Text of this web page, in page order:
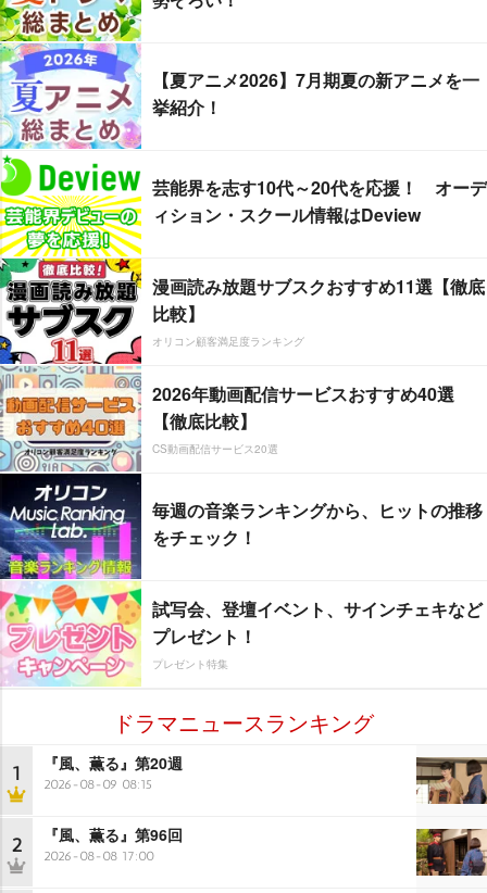
【夏アニメ2026】7月期夏の新アニメを一
挙紹介！
芸能界を志す10代～20代を応援！ オーデ
ィション・スクール情報はDeview
漫画読み放題サブスクおすすめ11選【徹底
比較】
オリコン顧客満足度ランキング
2026年動画配信サービスおすすめ40選
【徹底比較】
CS動画配信サービス20選
毎週の音楽ランキングから、ヒットの推移
をチェック！
試写会、登壇イベント、サインチェキなど
プレゼント！
プレゼント特集
ドラマニュースランキング
1 『風、薫る』第20週
2026-08-09 08:15
2 『風、薫る』第96回
2026-08-08 17:00